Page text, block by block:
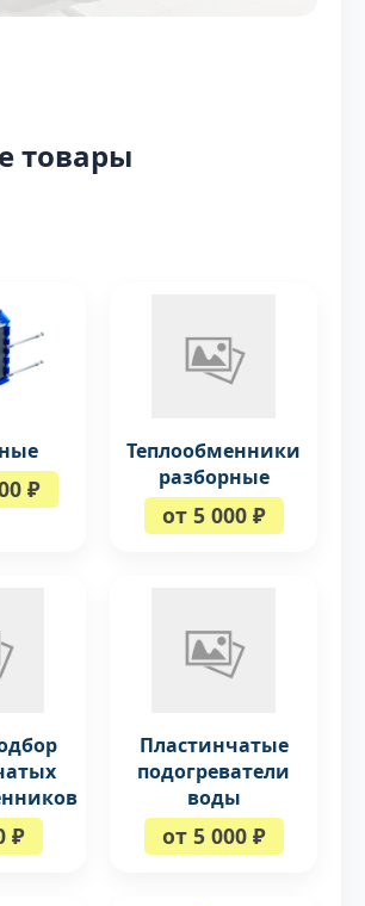
товары
₽
Теплообменники
разборные
от 5 000 ₽
₽
Пластинчатые
подогреватели
воды
от 5 000 ₽